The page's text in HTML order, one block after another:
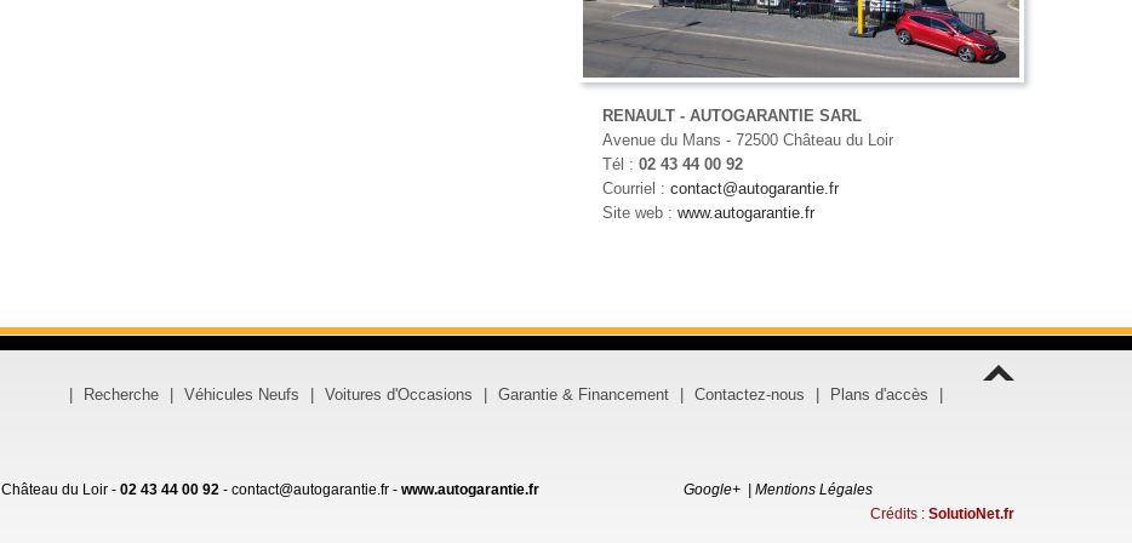
RENAULT - AUTOGARANTIE SARL
Avenue du Mans - 72500 Château du Loir
Tél : 02 43 44 00 92
Courriel : contact@autogarantie.fr
Site web : www.autogarantie.fr
Recherche Véhicules Neufs Voitures d'Occasions Garantie & Financement Contactez-nous Plans d'accès
Château du Loir - 02 43 44 00 92 - contact@autogarantie.fr - www.autogarantie.fr Google+ | Mentions Légales
Crédits : SolutioNet.fr